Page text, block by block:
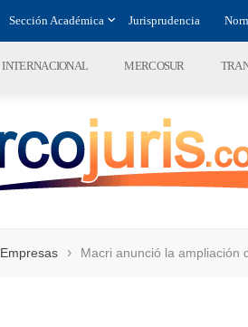
Sección Académica Jurisprudencia
INTERNACIONAL MERCOSUR
Empresas › Macri anunció la ampliación